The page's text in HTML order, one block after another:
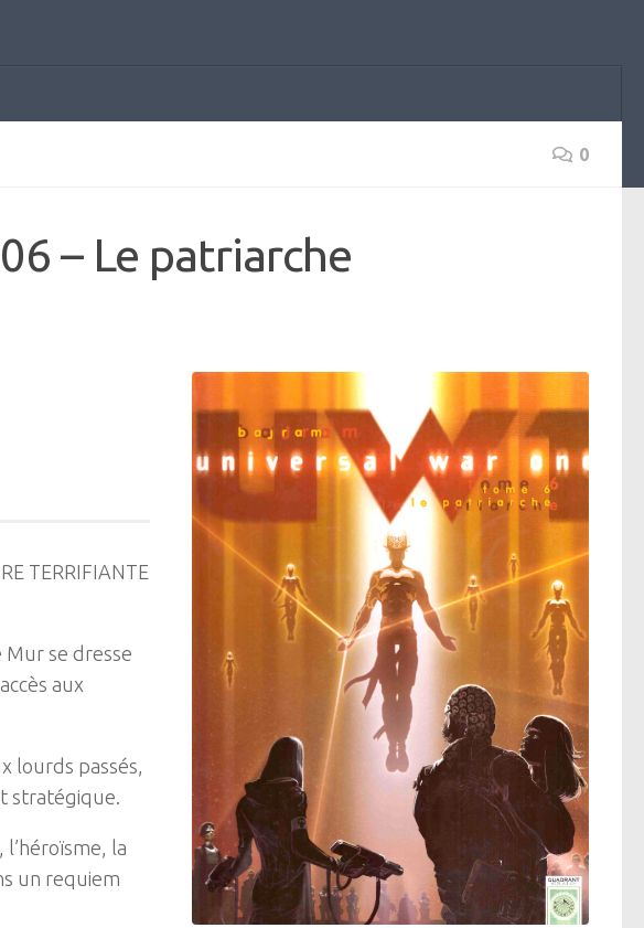
0
– Le patriarche
TERRIFIANTE
se dresse
aux
lourds passés,
stratégique.
l’héroïsme, la
un requiem